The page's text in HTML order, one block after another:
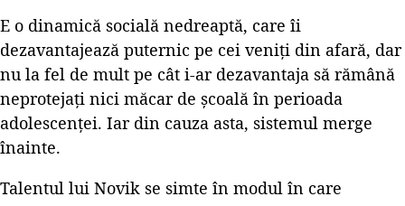
E o dinamică socială nedreaptă, care îi
dezavantajează puternic pe cei veniți din afară, dar
nu la fel de mult pe cât i-ar dezavantaja să rămână
neprotejați nici măcar de școală în perioada
adolescenței. Iar din cauza asta, sistemul merge
înainte.
Talentul lui Novik se simte în modul în care